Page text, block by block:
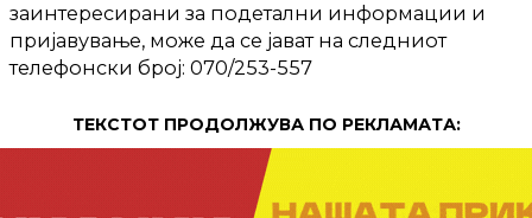
заинтересирани за подетални информации и
пријавување, може да се јават на следниот
телефонски број: 070/253-557
ТЕКСТОТ ПРОДОЛЖУВА ПО РЕКЛАМАТА: